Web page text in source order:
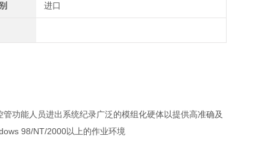
进口
功能人员进出系统纪录广泛的模组化硬体以提供高准确及
98/NT/2000以上的作业环境